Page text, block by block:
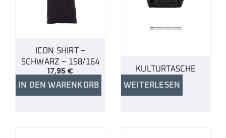
ICON SHIRT –
SCHWARZ – 158/164
17,95 €
IN DEN WARENKORB
KULTURTASCHE
WEITERLESEN